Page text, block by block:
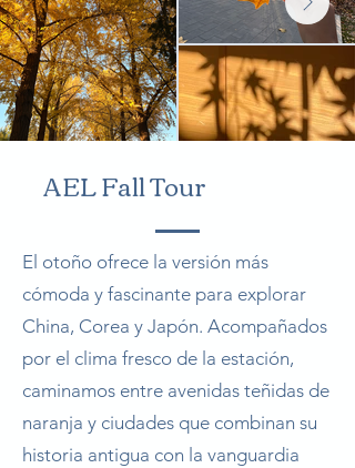
AEL Fall Tour
El otoño ofrece la versión más
cómoda y fascinante para explorar
China, Corea y Japón. Acompañados
por el clima fresco de la estación,
caminamos entre avenidas teñidas de
naranja y ciudades que combinan su
historia antigua con la vanguardia